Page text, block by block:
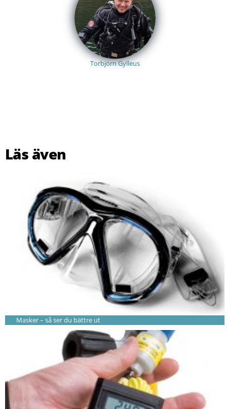
Torbjörn Gylleus
Läs även
Masker – så ser du bättre ut